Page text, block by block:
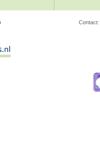
Contact: